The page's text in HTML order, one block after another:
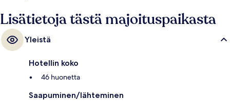
Lisätietoja tästä majoituspaikasta
Yleistä
Hotellin koko
46 huonetta
Saapuminen/lähteminen